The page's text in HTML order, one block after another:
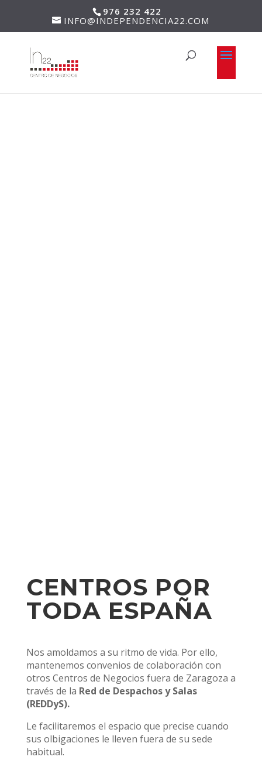
976 232 422
INFO@INDEPENDENCIA22.COM
CENTROS POR
TODA ESPAÑA
Nos amoldamos a su ritmo de vida. Por ello,
mantenemos convenios de colaboración con
otros Centros de Negocios fuera de Zaragoza a
través de la Red de Despachos y Salas
(REDDyS).
Le facilitaremos el espacio que precise cuando
sus olbigaciones le lleven fuera de su sede
habitual.